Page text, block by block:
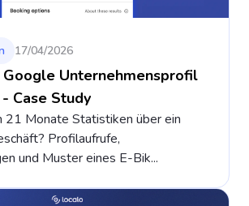
17/04/2026
Google Unternehmensprofil
Case Study
21 Monate Statistiken über ein
Profilaufrufe,
und Muster eines E-Bik...